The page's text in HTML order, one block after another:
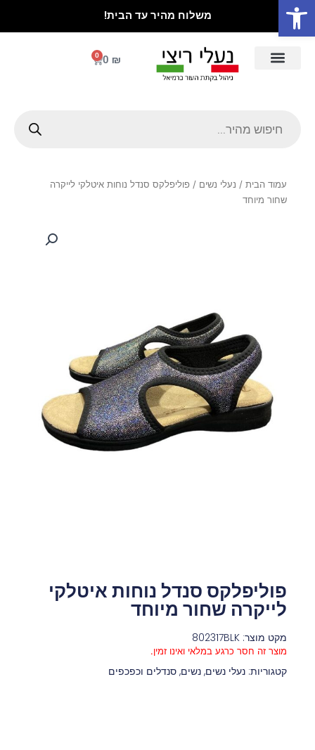
פתח סרגל נגישות
דילוג
לתוכן
משלוח מהיר עד הבית!
0 ₪
0
עגלת
קניות
עמוד הבית / נעלי נשים / פוליפלקס סנדל נוחות איטלקי לייקרה
שחור מיוחד
פוליפלקס סנדל נוחות איטלקי
לייקרה שחור מיוחד
מקט מוצר: 802317BLK
מוצר זה חסר כרגע במלאי ואינו זמין.
קטגוריות: נעלי נשים, נשים, סנדלים וכפכפים